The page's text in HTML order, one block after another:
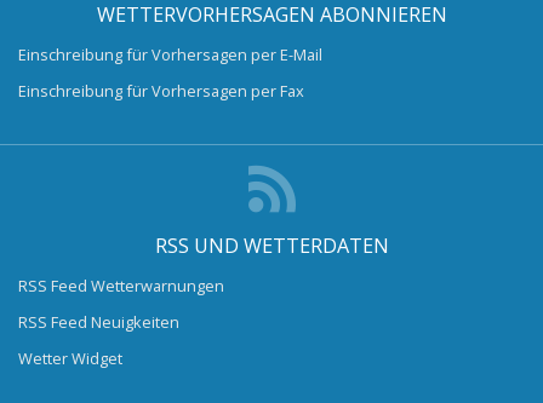
WETTERVORHERSAGEN ABONNIEREN
Einschreibung für Vorhersagen per E-Mail
Einschreibung für Vorhersagen per Fax
RSS UND WETTERDATEN
RSS Feed Wetterwarnungen
RSS Feed Neuigkeiten
Wetter Widget